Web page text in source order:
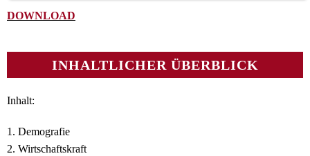
DOWNLOAD
INHALTLICHER ÜBERBLICK
Inhalt:
1. Demografie
2. Wirtschaftskraft